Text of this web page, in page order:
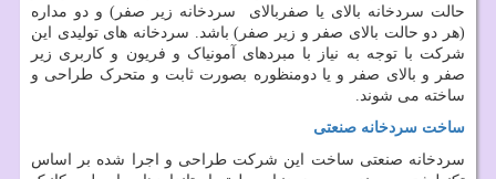
حالت سردخانه بالای یا صفربالای سردخانه زیر صفر ) و دو مداره
(هر دو حالت بالای صفر و زیر صفر) باشد. سردخانه های تولیدی این
شرکت با توجه به نیاز با مبردهای آمونیاک و فریون و کاربری زیر
صفر و بالای صفر و یا دومنظوره بصورت ثابت و متحرک طراحی و
ساخته می شوند.
ساخت سردخانه صنعتی
سردخانه صنعتی ساخت این شرکت طراحی و اجرا شده بر اساس